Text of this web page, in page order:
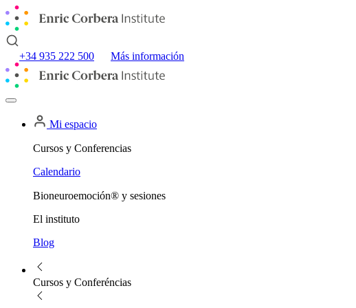
+34 935 222 500 Más información
Mi espacio
Cursos y Conferencias
Calendario
Bioneuroemoción® y sesiones
El instituto
Blog
Cursos y Conferéncias